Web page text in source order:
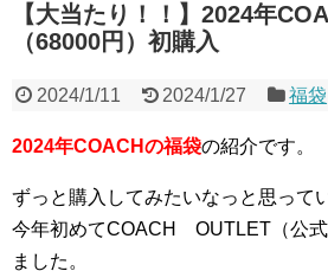
【大当たり！！】2024年
（68000円）初購入
2024/1/11 2024/1/27 福袋
2024年COACHの福袋の紹介です。
ずっと購入してみたいなっと思って
今年初めてCOACH OUTLET（公
ました。